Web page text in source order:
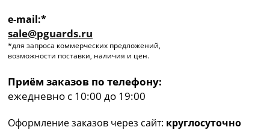
e-mail:*
sale@pguards.ru
*для запроса коммерческих предложений,
возможности поставки, наличия и цен.
Приём заказов по телефону:
ежедневно с 10:00 до 19:00
Оформление заказов через сайт: круглосуточно